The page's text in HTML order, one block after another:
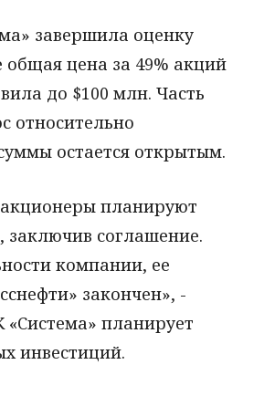
завершила оценку
общая цена за 49% акций
до $100 млн. Часть
относительно
остается открытым.
планируют
заключив соглашение.
компании, ее
закончен», -
планирует
инвестиций.